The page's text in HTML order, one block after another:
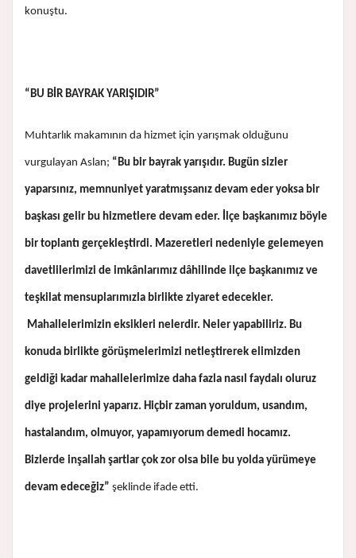
konuştu.
“BU BİR BAYRAK YARIŞIDIR”
Muhtarlık makamının da hizmet için yarışmak olduğunu
vurgulayan Aslan; “Bu bir bayrak yarışıdır. Bugün sizler
yaparsınız, memnuniyet yaratmışsanız devam eder yoksa bir
başkası gelir bu hizmetlere devam eder. İlçe başkanımız böyle
bir toplantı gerçekleştirdi. Mazeretleri nedeniyle gelemeyen
davetlilerimizi de imkânlarımız dâhilinde ilçe başkanımız ve
teşkilat mensuplarımızla birlikte ziyaret edecekler.
Mahallelerimizin eksikleri nelerdir. Neler yapabiliriz. Bu
konuda birlikte görüşmelerimizi netleştirerek elimizden
geldiği kadar mahallelerimize daha fazla nasıl faydalı oluruz
diye projelerini yaparız. Hiçbir zaman yoruldum, usandım,
hastalandım, olmuyor, yapamıyorum demedi hocamız.
Bizlerde inşallah şartlar çok zor olsa bile bu yolda yürümeye
devam edeceğiz” şeklinde ifade etti.